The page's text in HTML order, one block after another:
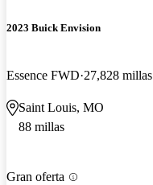
2023 Buick Envision
Essence FWD 27,828 millas
Saint Louis, MO
88 millas
Gran oferta